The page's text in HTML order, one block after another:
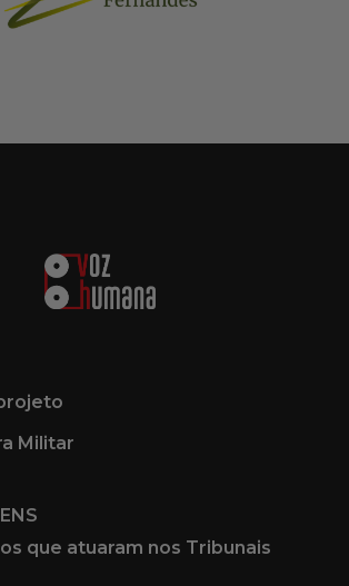
Militar
que atuaram nos Tribunais